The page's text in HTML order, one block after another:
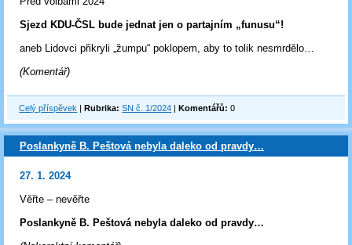
Sjezd KDU-ČSL bude jednat jen o partajním „funusu“!
aneb Lidovci přikryli „žumpu“ poklopem, aby to tolik nesmrdělo…
(Komentář)
Celý příspěvek |Rubrika: SN č. 1/2024 |Komentářů: 0
Poslankyně B. Peštová nebyla daleko od pravdy…
27. 1. 2024
Věřte – nevěřte
Poslankyně B. Peštová nebyla daleko od pravdy…